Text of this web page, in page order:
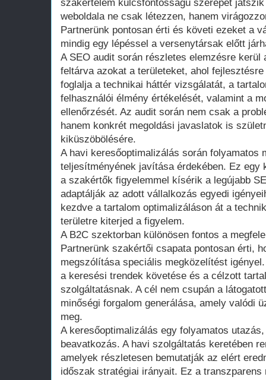
szakértelem kulcsfontosságú szerepet
weboldala ne csak létezzen, hanem
Partnerünk pontosan érti és követi ezeket a
mindig egy lépéssel a versenytársak előtt
A SEO audit során részletes elemzésre kerül
feltárva azokat a területeket, ahol
foglalja a technikai háttér vizsgálatát, a
felhasználói élmény értékelését, valamint a
ellenőrzését. Az audit során nem csak a
hanem konkrét megoldási javaslatok is
kiküszöbölésére.
A havi keresőoptimalizálás során folyamatos
teljesítményének javítása érdekében. Ez egy
a szakértők figyelemmel kísérik a legújabb
adaptálják az adott vállalkozás egyedi
kezdve a tartalom optimalizáláson át a
területre kiterjed a figyelem.
A B2C szektorban különösen fontos a
Partnerünk szakértői csapata pontosan érti,
megszólítása speciális megközelítést
a keresési trendek követése és a célzott
szolgáltatásnak. A cél nem csupán a
minőségi forgalom generálása, amely valódi
meg.
A keresőoptimalizálás egy folyamatos
beavatkozás. A havi szolgáltatás keretében
amelyek részletesen bemutatják az elért
időszak stratégiai irányait. Ez a